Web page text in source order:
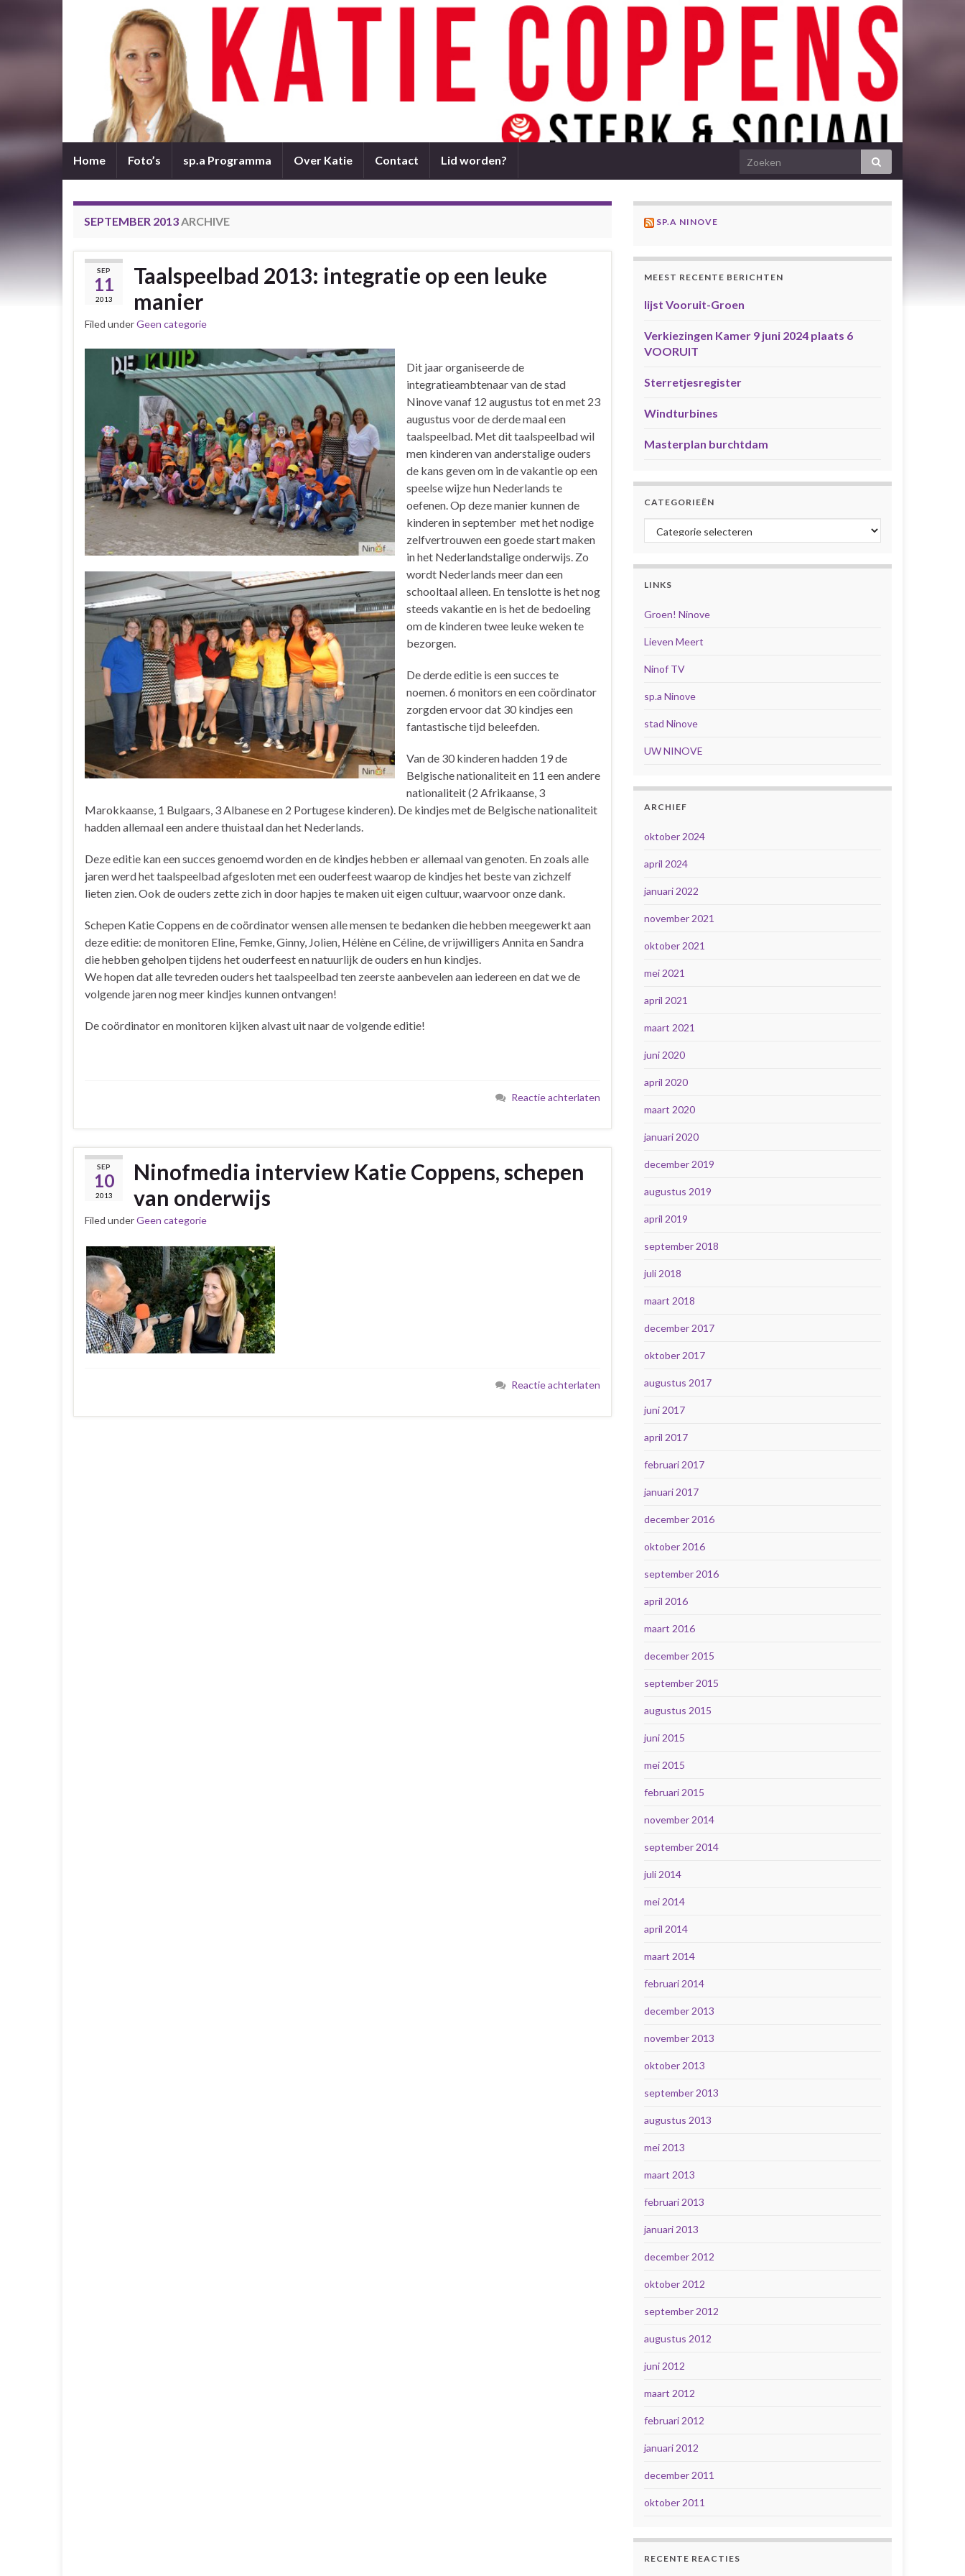
Home Foto’s sp.a Programma Over Katie Contact Lid worden?
SEPTEMBER 2013ARCHIVE
SEP
11
2013
Taalspeelbad 2013: integratie op een leuke
manier
Filed underGeen categorie
Dit jaar organiseerde de
integratieambtenaar van de stad
Ninove vanaf 12 augustus tot en met 23
augustus voor de derde maal een
taalspeelbad. Met dit taalspeelbad wil
men kinderen van anderstalige ouders
de kans geven om in de vakantie op een
speelse wijze hun Nederlands te
oefenen. Op deze manier kunnen de
kinderen in september met het nodige
zelfvertrouwen een goede start maken
in het Nederlandstalige onderwijs. Zo
wordt Nederlands meer dan een
schooltaal alleen. En tenslotte is het nog
steeds vakantie en is het de bedoeling
om de kinderen twee leuke weken te
bezorgen.
De derde editie is een succes te
noemen. 6 monitors en een coördinator
zorgden ervoor dat 30 kindjes een
fantastische tijd beleefden.
Van de 30 kinderen hadden 19 de
Belgische nationaliteit en 11 een andere
nationaliteit (2 Afrikaanse, 3
Marokkaanse, 1 Bulgaars, 3 Albanese en 2 Portugese kinderen). De kindjes met de Belgische nationaliteit
hadden allemaal een andere thuistaal dan het Nederlands.
Deze editie kan een succes genoemd worden en de kindjes hebben er allemaal van genoten. En zoals alle
jaren werd het taalspeelbad afgesloten met een ouderfeest waarop de kindjes het beste van zichzelf
lieten zien. Ook de ouders zette zich in door hapjes te maken uit eigen cultuur, waarvoor onze dank.
Schepen Katie Coppens en de coördinator wensen alle mensen te bedanken die hebben meegewerkt aan
deze editie: de monitoren Eline, Femke, Ginny, Jolien, Hélène en Céline, de vrijwilligers Annita en Sandra
die hebben geholpen tijdens het ouderfeest en natuurlijk de ouders en hun kindjes.
We hopen dat alle tevreden ouders het taalspeelbad ten zeerste aanbevelen aan iedereen en dat we de
volgende jaren nog meer kindjes kunnen ontvangen!
De coördinator en monitoren kijken alvast uit naar de volgende editie!
Reactie achterlaten
SEP
10
2013
Ninofmedia interview Katie Coppens, schepen
van onderwijs
Filed underGeen categorie
Reactie achterlaten
SP.A NINOVE
MEEST RECENTE BERICHTEN
lijst Vooruit-Groen
Verkiezingen Kamer 9 juni 2024 plaats 6
VOORUIT
Sterretjesregister
Windturbines
Masterplan burchtdam
CATEGORIEËN
Categorieën
LINKS
Groen! Ninove
Lieven Meert
Ninof TV
sp.a Ninove
stad Ninove
UW NINOVE
ARCHIEF
oktober 2024
april 2024
januari 2022
november 2021
oktober 2021
mei 2021
april 2021
maart 2021
juni 2020
april 2020
maart 2020
januari 2020
december 2019
augustus 2019
april 2019
september 2018
juli 2018
maart 2018
december 2017
oktober 2017
augustus 2017
juni 2017
april 2017
februari 2017
januari 2017
december 2016
oktober 2016
september 2016
april 2016
maart 2016
december 2015
september 2015
augustus 2015
juni 2015
mei 2015
februari 2015
november 2014
september 2014
juli 2014
mei 2014
april 2014
maart 2014
februari 2014
december 2013
november 2013
oktober 2013
september 2013
augustus 2013
mei 2013
maart 2013
februari 2013
januari 2013
december 2012
oktober 2012
september 2012
augustus 2012
juni 2012
maart 2012
februari 2012
januari 2012
december 2011
oktober 2011
RECENTE REACTIES